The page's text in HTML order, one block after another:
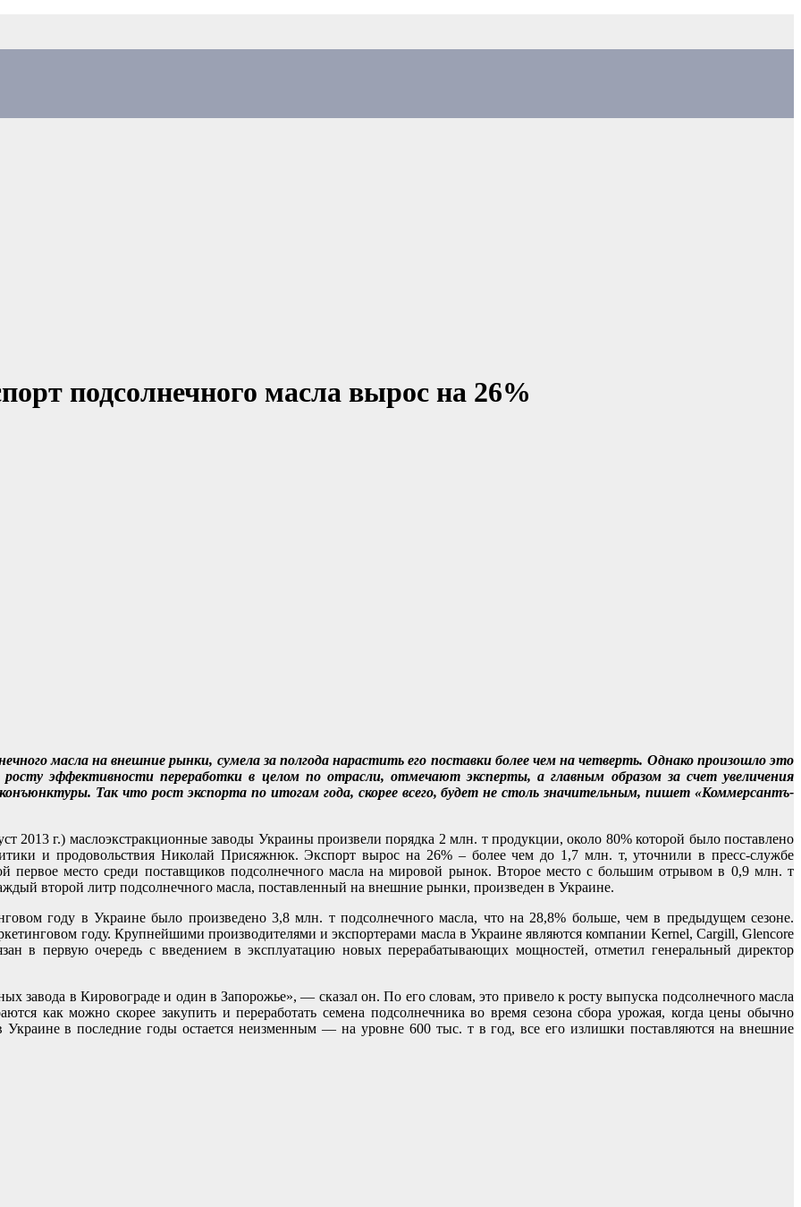
подсолнечного масла вырос на 26%
масла на внешние рынки, сумела за полгода нарастить его поставки более чем на четверть. Однако произошло это
эффективности переработки в целом по отрасли, отмечают эксперты, а главным образом за счет увеличения
Так что рост экспорта по итогам года, скорее всего, будет не столь значительным, пишет «Коммерсантъ-
2013 г.) маслоэкстракционные заводы Украины произвели порядка 2 млн. т продукции, около 80% которой было поставлено
и продовольствия Николай Присяжнюк. Экспорт вырос на 26% – более чем до 1,7 млн. т, уточнили в пресс-службе
первое место среди поставщиков подсолнечного масла на мировой рынок. Второе место с большим отрывом в 0,9 млн. т
второй литр подсолнечного масла, поставленный на внешние рынки, произведен в Украине.
году в Украине было произведено 3,8 млн. т подсолнечного масла, что на 28,8% больше, чем в предыдущем сезоне.
году. Крупнейшими производителями и экспортерами масла в Украине являются компании Kernel, Cargill, Glencore
в первую очередь с введением в эксплуатацию новых перерабатывающих мощностей, отметил генеральный директор
завода в Кировограде и один в Запорожье», — сказал он. По его словам, это привело к росту выпуска подсолнечного масла
как можно скорее закупить и переработать семена подсолнечника во время сезона сбора урожая, когда цены обычно
Украине в последние годы остается неизменным — на уровне 600 тыс. т в год, все его излишки поставляются на внешние